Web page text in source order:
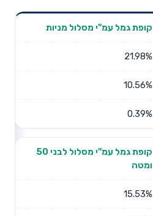
תשואה
דמי ניהול
קופת גמל עמ"י מסלול מניות
21.98%
10.56%
0.39%
קופת גמל עמ"י מסלול לבני 50
ומטה
15.53%